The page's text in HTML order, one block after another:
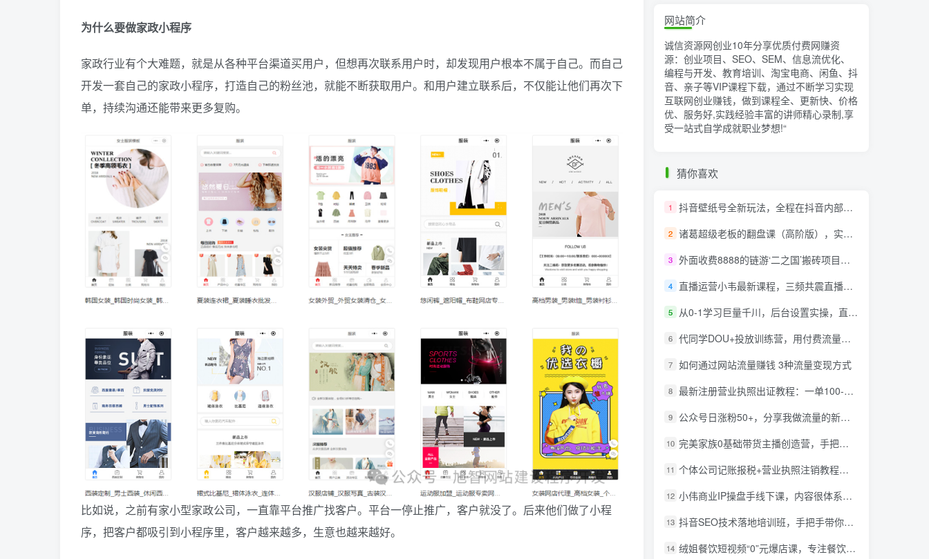
为什么要做家政小程序
家政行业有个大难题，就是从各种平台渠道买用户，但想再次联系用户时，却发现用户根本不属于自己。而自己
开发一套自己的家政小程序，打造自己的粉丝池，就能不断获取用户。和用户建立联系后，不仅能让他们再次下
单，持续沟通还能带来更多复购。
比如说，之前有家小型家政公司，一直靠平台推广找客户。平台一停止推广，客户就没了。后来他们做了小程
序，把客户都吸引到小程序里，客户越来越多，生意也越来越好。
网站简介
诚信资源网创业10年分享优质付费网赚资
源：创业项目、SEO、SEM、信息流优化、
编程与开发、教育培训、淘宝电商、闲鱼、抖
音、亲子等VIP课程下载，通过不断学习实现
互联网创业赚钱，做到课程全、更新快、价格
优、服务好,实践经验丰富的讲师精心录制,享
受一站式自学成就职业梦想!“
猜你喜欢
1 抖音壁纸号全新玩法，全程在抖音内部即可直接变现
2 诸葛超级老板的翻盘课（高阶版），实体老板的起号课，诸葛一到流量必爆
3 外面收费8888的链游‘二之国’搬砖项目，20开日收益400+【详细操作教程】
4 直播运营小韦最新课程，三频共震直播起号5.0版本更细致，玩法更新颖
5 从0-1学习巨量千川，后台设置实操，直播带货篇，新手小白入门千川必听课
6 代同学DOU+投放训练营，用付费流量撬动大额自然流量，过得超额变现转化
7 如何通过网站流量赚钱 3种流量变现方式
8 最新注册营业执照出证教程：一单100-500，日赚300+无任何问题（全国通用）
9 公众号日涨粉50+，分享我做流量的新渠道
10 完美家族0基础带货主播创造营，​手把手教你从0~1做带货主播
11 个体公司记账报税+营业执照注销教程：小白一看就会，某淘接业务一单搞几百
12 小伟商业IP操盘手线下课，​内容很体系值得一学 原价16800
13 抖音SEO技术落地培训班，手‬把手带你做好音抖‬‬SEO
14 绒姐餐饮短视频“0”元爆店课，专注餐饮线上线下运营干货